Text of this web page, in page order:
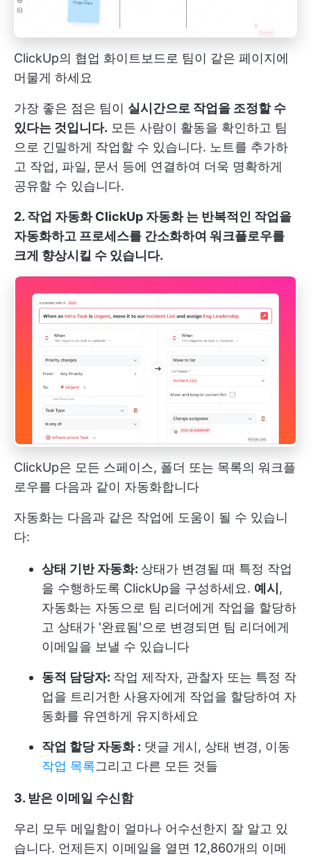
ClickUp의 협업 화이트보드로 팀이 같은 페이지에
머물게 하세요
가장 좋은 점은 팀이 실시간으로 작업을 조정할 수
있다는 것입니다. 모든 사람이 활동을 확인하고 팀
으로 긴밀하게 작업할 수 있습니다. 노트를 추가하
고 작업, 파일, 문서 등에 연결하여 더욱 명확하게
공유할 수 있습니다.
2. 작업 자동화ClickUp 자동화는 반복적인 작업을
자동화하고 프로세스를 간소화하여 워크플로우를
크게 향상시킬 수 있습니다.
ClickUp은 모든 스페이스, 폴더 또는 목록의 워크플
로우를 다음과 같이 자동화합니다
자동화는 다음과 같은 작업에 도움이 될 수 있습니
다:
상태 기반 자동화: 상태가 변경될 때 특정 작업
을 수행하도록 ClickUp을 구성하세요. 예시 ,
자동화는 자동으로 팀 리더에게 작업을 할당하
고 상태가 '완료됨'으로 변경되면 팀 리더에게
이메일을 보낼 수 있습니다
동적 담당자: 작업 제작자, 관찰자 또는 특정 작
업을 트리거한 사용자에게 작업을 할당하여 자
동화를 유연하게 유지하세요
작업 할당 자동화 : 댓글 게시, 상태 변경, 이동
작업 목록그리고 다른 모든 것들
3. 받은 이메일 수신함
우리 모두 메일함이 얼마나 어수선한지 잘 알고 있
습니다. 언제든지 이메일을 열면 12,860개의 이메